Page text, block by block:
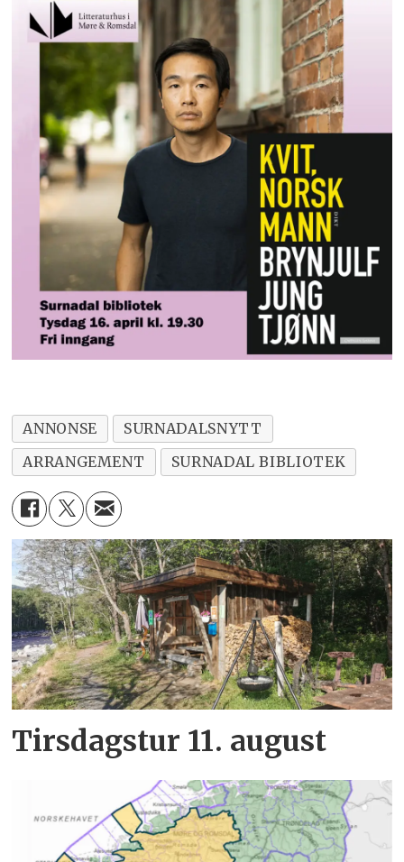
ANNONSE
SURNADALSNYTT
ARRANGEMENT
SURNADAL BIBLIOTEK
Tirsdagstur 11. august